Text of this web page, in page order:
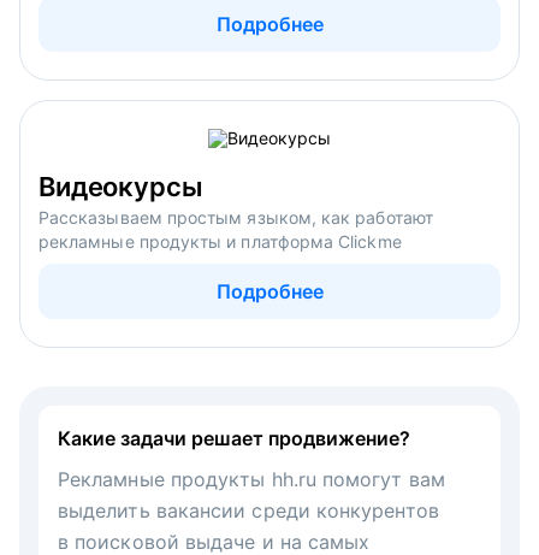
Подробнее
Видеокурсы
Рассказываем простым языком, как работают
рекламные продукты и платформа Clickme
Подробнее
Какие задачи решает продвижение?
Рекламные продукты hh.ru помогут вам
выделить вакансии среди конкурентов
в поисковой выдаче и на самых